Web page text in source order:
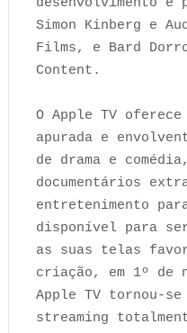
Simon Kinberg e
Films, e Bard
Content.
O Apple TV oferece
apurada e
de drama e
documentários
entretenimento
disponível para
as suas telas
criação, em 1º de
Apple TV tornou-
streaming